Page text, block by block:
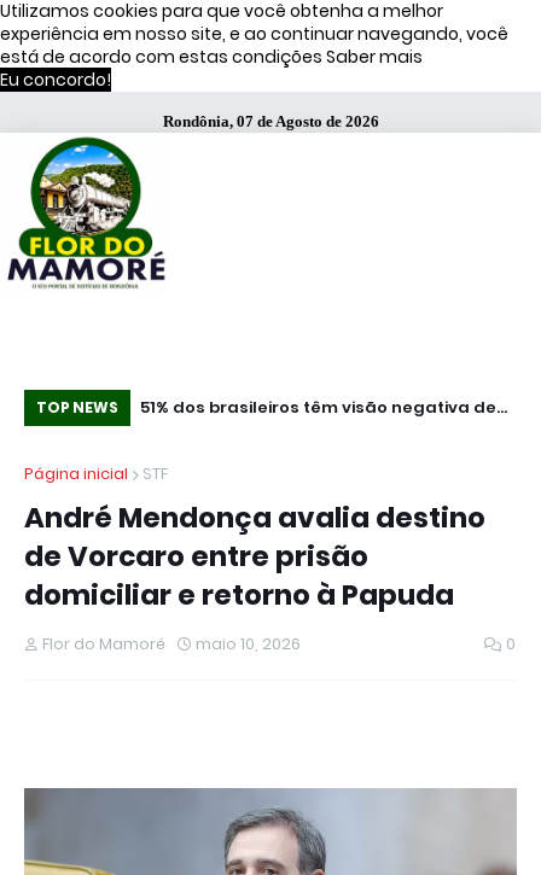
Utilizamos cookies para que você obtenha a melhor
experiência em nosso site, e ao continuar navegando, você
está de acordo com estas condições Saber mais
Eu concordo!
Rondônia, 07 de Agosto de 2026
TOP NEWS
Operação
51% dos brasileiros têm visão negativa de
Página inicial
STF
André Mendonça avalia destino
de Vorcaro entre prisão
domiciliar e retorno à Papuda
Flor do Mamoré maio 10, 2026 0